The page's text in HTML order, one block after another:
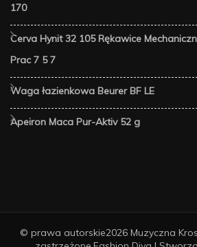
170
Cerva Hynit 32 105 Rękawice
Prac 7 5 7
Waga łazienkowa Beurer BF LE
Apeiron Maca Pur-Aktiv 52 g
© prawa autorskie2026 Muzyczna